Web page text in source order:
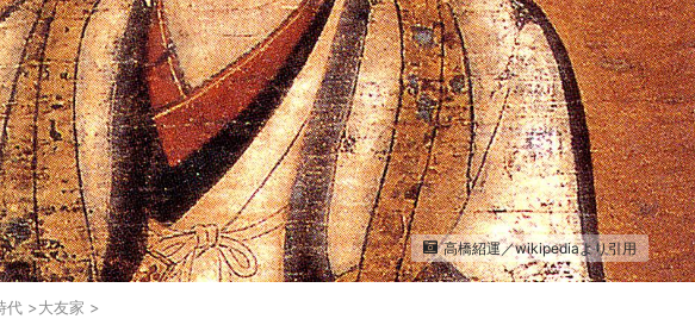
高橋紹運／wikipediaより引用
代 >大友家 >